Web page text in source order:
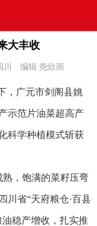
大丰收
编辑:尧欣雨
广元市剑阁县姚
示范片油菜超高产
科学种植模式斩获
，饱满的菜籽压弯
川省“天府粮仓·百县
稳产增收，扎实推